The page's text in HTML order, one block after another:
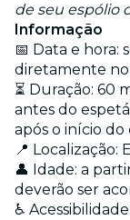
de seu espólio
Informação
📅 Data e hora:
diretamente no
⏳ Duração: 60
antes do
após o início
📍 Localização:
👤 Idade: a
deverão ser
♿